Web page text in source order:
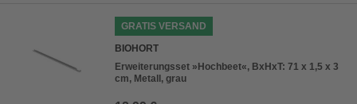
GRATIS VERSAND
BIOHORT
Erweiterungsset »Hochbeet«, BxHxT: 71 x 1,5 x 3
cm, Metall, grau